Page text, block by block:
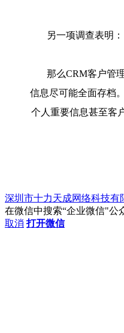
另一项调查表明：1
那么CRM客户管理
信息尽可能全面存档
个人重要信息甚至客
深圳市十力天成网络科技有
在微信中搜索“企业微信"公
取消 打开微信